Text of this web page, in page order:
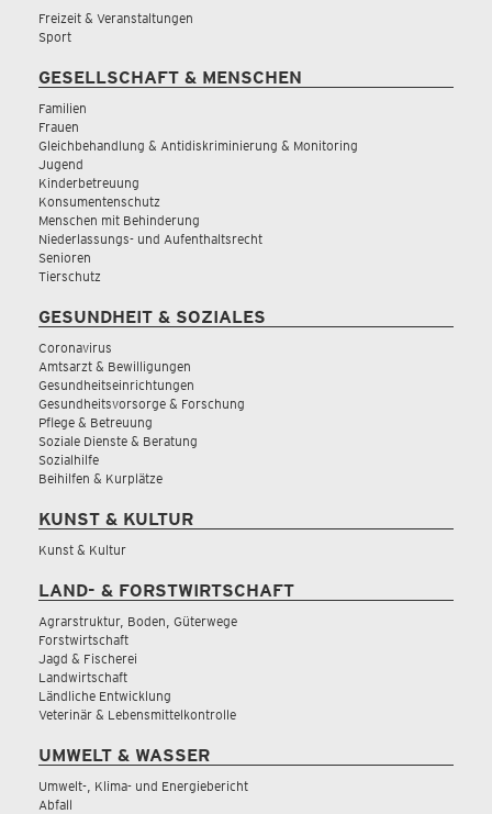
Freizeit & Veranstaltungen
Sport
GESELLSCHAFT & MENSCHEN
Familien
Frauen
Gleichbehandlung & Antidiskriminierung & Monitoring
Jugend
Kinderbetreuung
Konsumentenschutz
Menschen mit Behinderung
Niederlassungs- und Aufenthaltsrecht
Senioren
Tierschutz
GESUNDHEIT & SOZIALES
Coronavirus
Amtsarzt & Bewilligungen
Gesundheitseinrichtungen
Gesundheitsvorsorge & Forschung
Pflege & Betreuung
Soziale Dienste & Beratung
Sozialhilfe
Beihilfen & Kurplätze
KUNST & KULTUR
Kunst & Kultur
LAND- & FORSTWIRTSCHAFT
Agrarstruktur, Boden, Güterwege
Forstwirtschaft
Jagd & Fischerei
Landwirtschaft
Ländliche Entwicklung
Veterinär & Lebensmittelkontrolle
UMWELT & WASSER
Umwelt-, Klima- und Energiebericht
Abfall